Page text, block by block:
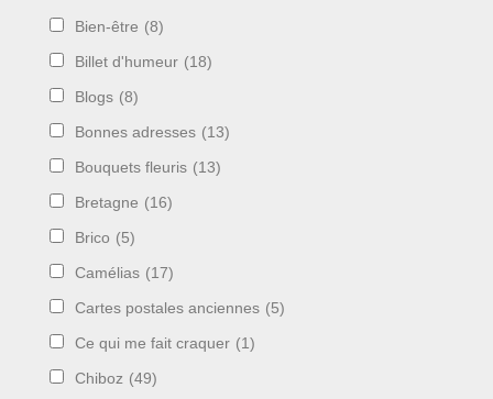
Bien-être (8)
Billet d'humeur (18)
Blogs (8)
Bonnes adresses (13)
Bouquets fleuris (13)
Bretagne (16)
Brico (5)
Camélias (17)
Cartes postales anciennes (5)
Ce qui me fait craquer (1)
Chiboz (49)